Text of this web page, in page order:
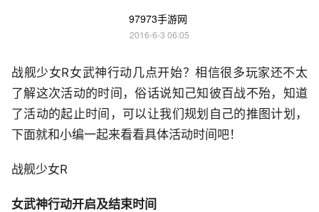
97973手游网
2016-6-3 06:05
战舰少女R女武神行动几点开始？相信很多玩家还不太
了解这次活动的时间，俗话说知己知彼百战不殆，知道
了活动的起止时间，可以让我们规划自己的推图计划，
下面就和小编一起来看看具体活动时间吧！
战舰少女R
女武神行动开启及结束时间